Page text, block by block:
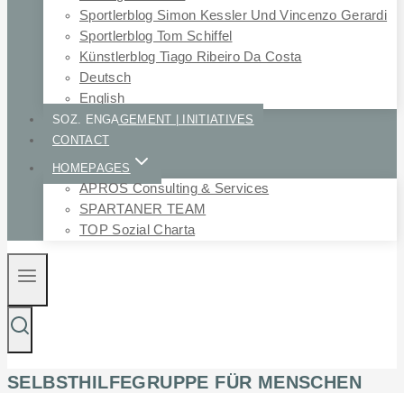
Sportlerblog Simon Kessler Und Vincenzo Gerardi
Sportlerblog Tom Schiffel
Künstlerblog Tiago Ribeiro Da Costa
Deutsch
English
SOZ. ENGAGEMENT | INITIATIVES
CONTACT
HOMEPAGES
APROS Consulting & Services
SPARTANER TEAM
TOP Sozial Charta
SELBSTHILFEGRUPPE FÜR MENSCHEN